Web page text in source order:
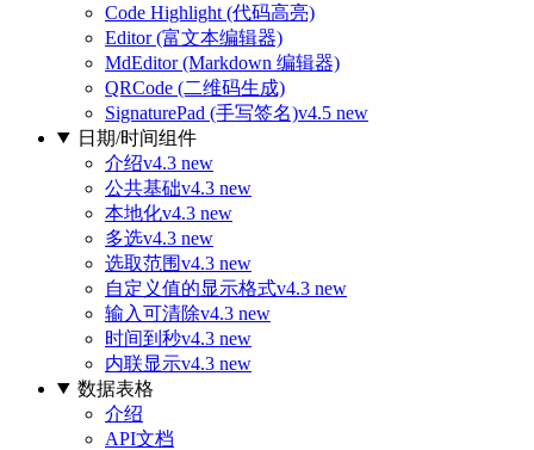
Code Highlight (代码高亮)
Editor (富文本编辑器)
MdEditor (Markdown 编辑器)
QRCode (二维码生成)
SignaturePad (手写签名)v4.5 new
日期/时间组件
介绍v4.3 new
公共基础v4.3 new
本地化v4.3 new
多选v4.3 new
选取范围v4.3 new
自定义值的显示格式v4.3 new
输入可清除v4.3 new
时间到秒v4.3 new
内联显示v4.3 new
数据表格
介绍
API文档